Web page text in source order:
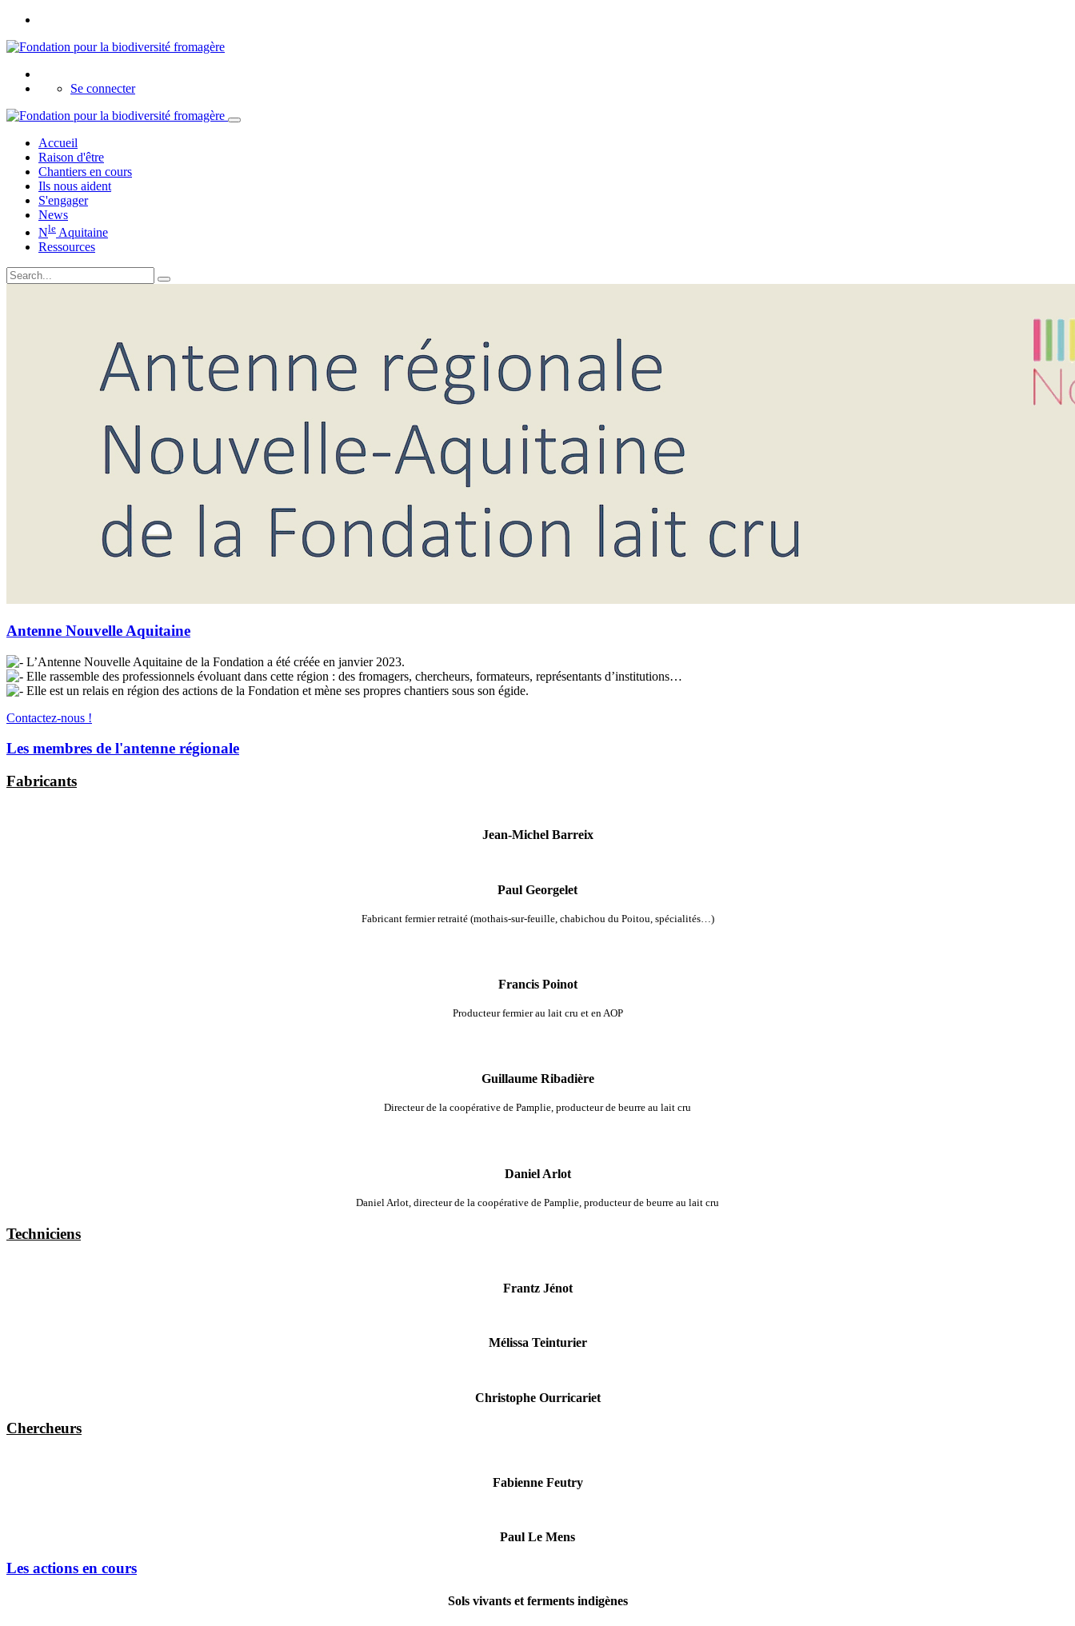
Se connecter
Accueil
Raison d'être
Chantiers en cours
Ils nous aident
S'engager
News
Nle Aquitaine
Ressources
Antenne Nouvelle Aquitaine
L’Antenne Nouvelle Aquitaine de la Fondation a été créée en janvier 2023.
Elle rassemble des professionnels évoluant dans cette région : des fromagers, chercheurs, formateurs, représentants d’institutions…
Elle est un relais en région des actions de la Fondation et mène ses propres chantiers sous son égide.
Contactez-nous !
Les membres de l'antenne régionale
Fabricants
Jean-Michel Barreix
Paul Georgelet
Fabricant fermier retraité (mothais-sur-feuille, chabichou du Poitou, spécialités…)
Francis Poinot
Producteur fermier au lait cru et en AOP
Guillaume Ribadière
Directeur de la coopérative de Pamplie, producteur de beurre au lait cru
Daniel Arlot
Daniel Arlot, directeur de la coopérative de Pamplie, producteur de beurre au lait cru
Techniciens
Frantz Jénot
Mélissa Teinturier
Christophe Ourricariet
Chercheurs
Fabienne Feutry
Paul Le Mens
Les actions en cours
Sols vivants et ferments indigènes